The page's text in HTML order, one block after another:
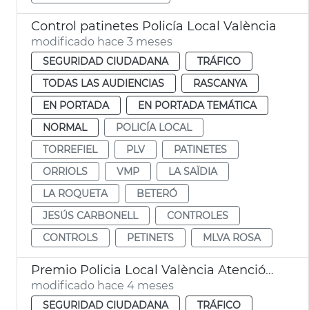
Control patinetes Policía Local València
modificado hace 3 meses
SEGURIDAD CIUDADANA
TRÁFICO
TODAS LAS AUDIENCIAS
RASCANYA
EN PORTADA
EN PORTADA TEMÁTICA
NORMAL
POLICÍA LOCAL
TORREFIEL
PLV
PATINETES
ORRIOLS
VMP
LA SAÏDIA
LA ROQUETA
BETERÓ
JESÚS CARBONELL
CONTROLES
CONTROLS
PETINETS MLVA ROSA
Premio Policia Local València Atención víctimas siniestros viales
modificado hace 4 meses
SEGURIDAD CIUDADANA
TRÁFICO